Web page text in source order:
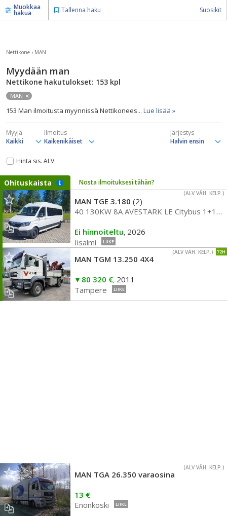
Muokkaa
hakua Tallenna haku Suosikit
Nettikone › MAN
Myydään man
Nettikone hakutulokset: 153 kpl
MAN
153 Man ilmoitusta myynnissä Nettikonees... Lue lisää »
Myyjä Ilmoitus Järjestys
Hinta sis. ALV
Ohituskaista Nosta ilmoituksesi tähän?
(ALV VÄH. KELP.)
MAN TGE 3.180 (2)
40 130KW 8A AVESTARK LE Citybus 1+14 ** VALMIINA VARASTOSSA, PYYDÄ TARJOUS **
Ei hinnoiteltu, 2026
Iisalmi
LIIKE
72H
(ALV VÄH. KELP.)
MAN TGM 13.250 4X4
80 320 €, 2011
Tampere
LIIKE
(ALV VÄH. KELP.)
MAN TGA 26.350 varaosina
13 €
Enonkoski
LIIKE